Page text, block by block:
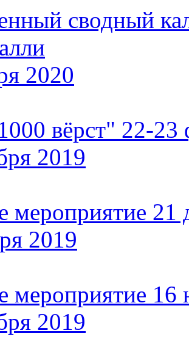
сводный
2020
вёрст" 22-23
2019
мероприятие 21
2019
мероприятие 16
2019